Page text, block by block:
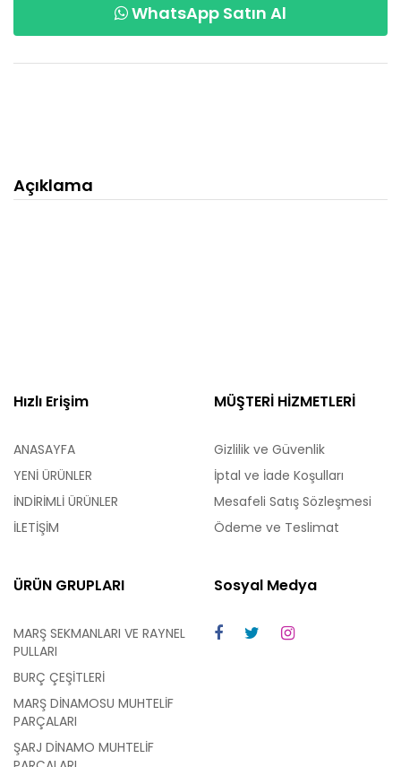
WhatsApp Satın Al
Açıklama
Hızlı Erişim
ANASAYFA
YENİ ÜRÜNLER
İNDİRİMLİ ÜRÜNLER
İLETİŞİM
MÜŞTERİ HİZMETLERİ
Gizlilik ve Güvenlik
İptal ve İade Koşulları
Mesafeli Satış Sözleşmesi
Ödeme ve Teslimat
ÜRÜN GRUPLARI
MARŞ SEKMANLARI VE RAYNEL
PULLARI
BURÇ ÇEŞİTLERİ
MARŞ DİNAMOSU MUHTELİF
PARÇALARI
ŞARJ DİNAMO MUHTELİF
Sosyal Medya